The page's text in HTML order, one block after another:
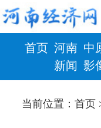
首页 河南
新闻
中
影
财政 健康
当前位置：首页